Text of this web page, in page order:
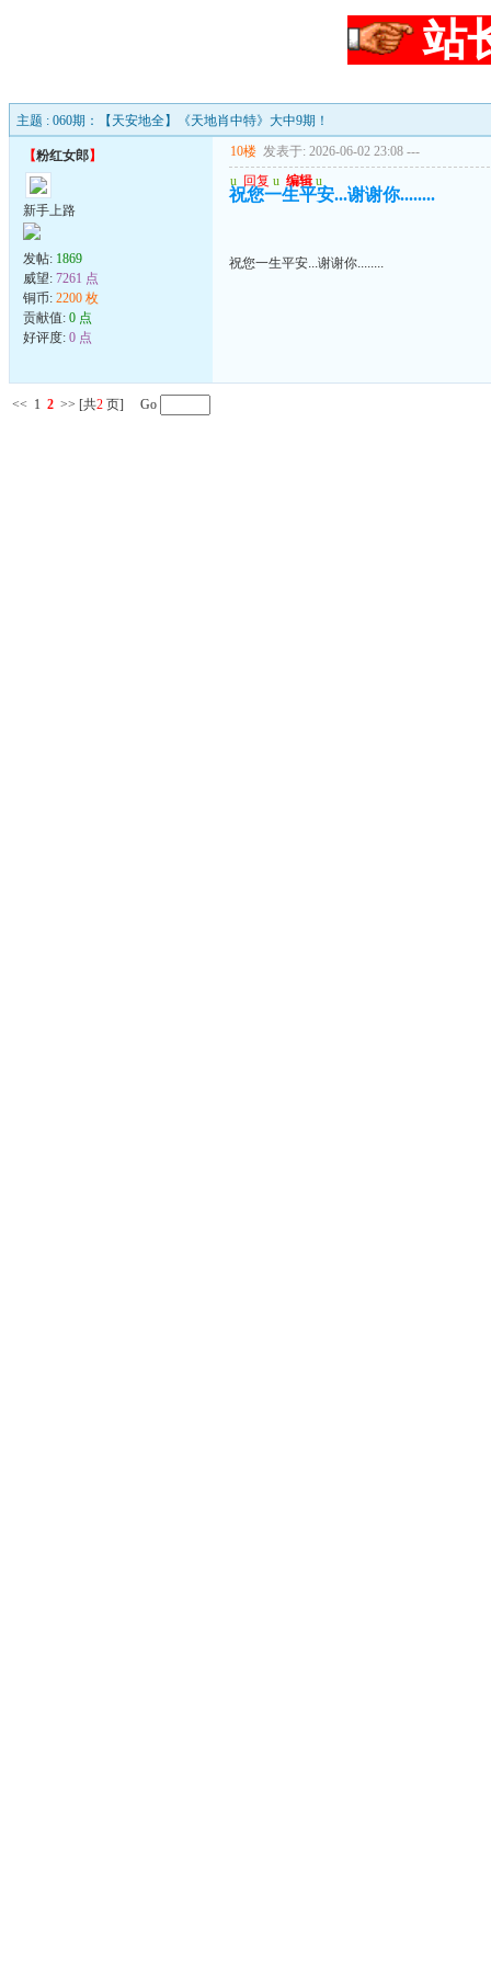
站
主题 : 060期：【天安地全】《天地肖中特》大中9期！
【粉红女郎】
新手上路
发帖: 1869
威望: 7261 点
铜币: 2200 枚
贡献值: 0 点
好评度: 0 点
10楼 发表于: 2026-06-02 23:08 ---
u 回复 u 编辑 u
祝您一生平安...谢谢你........
祝您一生平安...谢谢你........
<< 1 2 >> [共2 页] Go